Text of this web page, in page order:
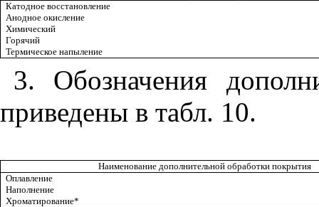
Катодное восстановление
Анодное окисление
Химический
Горячий
Термическое напыление
3. Обозначения
приведены в табл. 10.
Наименование дополнительной обработки покрытия
Оплавление
Наполнение
Хроматирование*